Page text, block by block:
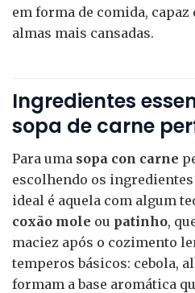
em forma de comida,
almas mais cansadas.
Ingredientes
sopa de carne
Para uma sopa con carne
escolhendo os ingredientes
ideal é aquela com algum
coxão mole ou patinho,
maciez após o cozimento
temperos básicos: cebola,
formam a base aromática